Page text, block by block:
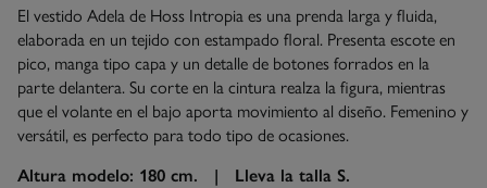
El vestido Adela de Hoss Intropia es una prenda larga y fluida,
elaborada en un tejido con estampado floral. Presenta escote en
pico, manga tipo capa y un detalle de botones forrados en la
parte delantera. Su corte en la cintura realza la figura, mientras
que el volante en el bajo aporta movimiento al diseño. Femenino y
versátil, es perfecto para todo tipo de ocasiones.
Altura modelo: 180 cm. | Lleva la talla S.